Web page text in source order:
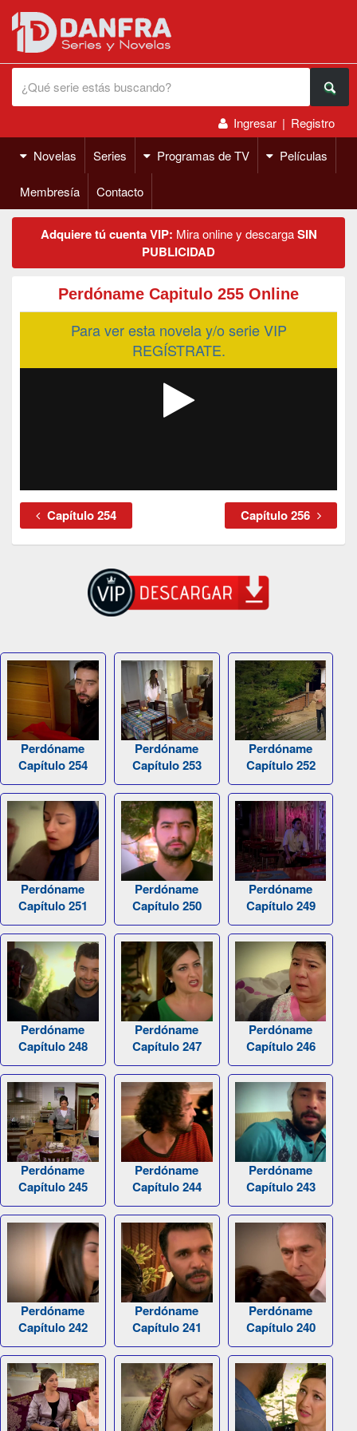
Ingresar | Registro
Novelas
Series Programas de TV Películas
Membresía Contacto
Adquiere tú cuenta VIP: Mira online y descargaSIN
PUBLICIDAD
Perdóname Capitulo 255 Online
Para ver esta novela y/o serie VIP
REGÍSTRATE.
Capítulo 254 Capítulo 256
Perdóname
Capítulo 254
Perdóname
Capítulo 253
Perdóname
Capítulo 252
Perdóname
Capítulo 251
Perdóname
Capítulo 250
Perdóname
Capítulo 249
Perdóname
Capítulo 248
Perdóname
Capítulo 247
Perdóname
Capítulo 246
Perdóname
Capítulo 245
Perdóname
Capítulo 244
Perdóname
Capítulo 243
Perdóname
Capítulo 242
Perdóname
Capítulo 241
Perdóname
Capítulo 240